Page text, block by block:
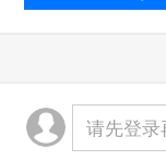
为区域重
应自律约定
率下调的率
请先登录